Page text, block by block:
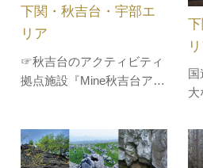
または望遠鏡を持参される
方へ～望…
☞秋吉台のアクティビティ
拠点施設『Mine秋吉台アク
で見るのとはなぜか違う自
転車から見る景色を体験し
下関・秋吉台・宇部エ
リア
大
自
内